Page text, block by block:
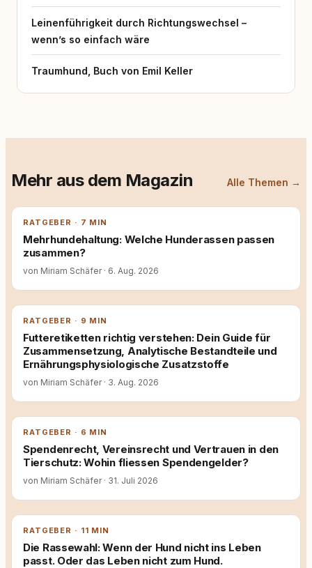
Leinenführigkeit durch Richtungswechsel –
wenn’s so einfach wäre
Traumhund, Buch von Emil Keller
Mehr aus dem Magazin Alle Themen →
RATGEBER · 7 MIN
Mehrhundehaltung: Welche Hunderassen passen
zusammen?
von Miriam Schäfer · 6. Aug. 2026
RATGEBER · 9 MIN
Futteretiketten richtig verstehen: Dein Guide für
Zusammensetzung, Analytische Bestandteile und
Ernährungsphysiologische Zusatzstoffe
von Miriam Schäfer · 3. Aug. 2026
RATGEBER · 6 MIN
Spendenrecht, Vereinsrecht und Vertrauen in den
Tierschutz: Wohin fliessen Spendengelder?
von Miriam Schäfer · 31. Juli 2026
RATGEBER · 11 MIN
Die Rassewahl: Wenn der Hund nicht ins Leben
passt. Oder das Leben nicht zum Hund.